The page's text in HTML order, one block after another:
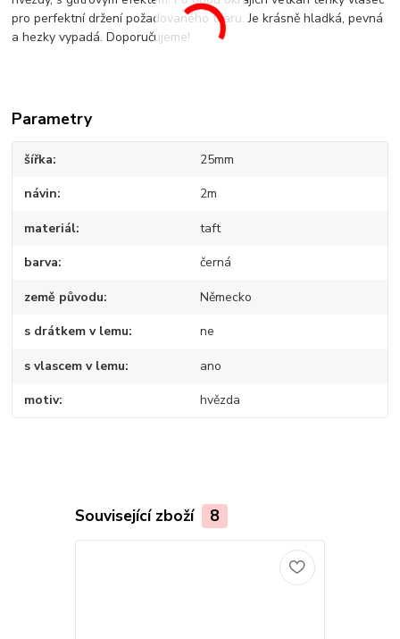
pro perfektní držení požadovaného tvaru. Je krásně hladká, pevná
a hezky vypadá. Doporučujeme!
Parametry
šířka 25mm
návin 2m
materiál taft
barva černá
země původu Německo
s drátkem v lemu ne
s vlascem v lemu ano
motiv hvězda
Související zboží 8